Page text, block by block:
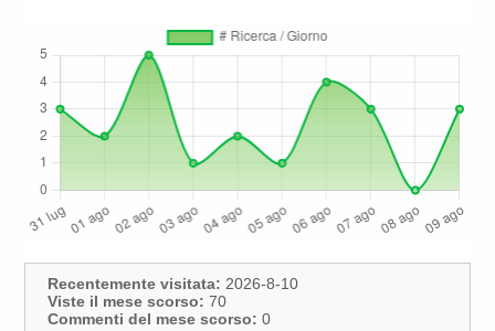
Recentemente visitata: 2026-8-10
Viste il mese scorso: 70
Commenti del mese scorso: 0